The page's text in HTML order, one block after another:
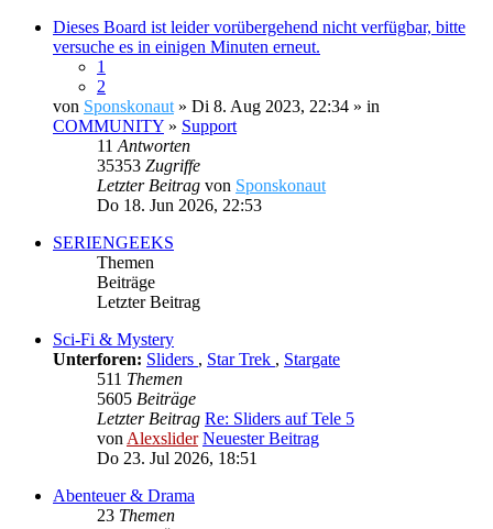
Dieses Board ist leider vorübergehend nicht verfügbar, bitte
versuche es in einigen Minuten erneut.
1
2
von Sponskonaut » Di 8. Aug 2023, 22:34 » in
COMMUNITY » Support
11 Antworten
35353 Zugriffe
Letzter Beitrag von Sponskonaut
Do 18. Jun 2026, 22:53
SERIENGEEKS
Themen
Beiträge
Letzter Beitrag
Sci-Fi & Mystery
Unterforen: Sliders , Star Trek , Stargate
511 Themen
5605 Beiträge
Letzter Beitrag Re: Sliders auf Tele 5
von Alexslider Neuester Beitrag
Do 23. Jul 2026, 18:51
Abenteuer & Drama
23 Themen